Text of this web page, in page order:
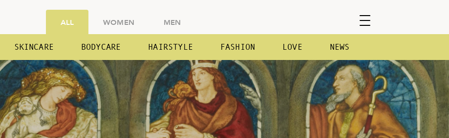
ALL WOMEN MEN
SKINCARE BODYCARE HAIRSTYLE FASHION LOVE NEWS